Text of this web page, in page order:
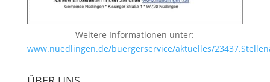
Weitere Informationen unter:
www.nuedlingen.de/buergerservice/aktuelles/